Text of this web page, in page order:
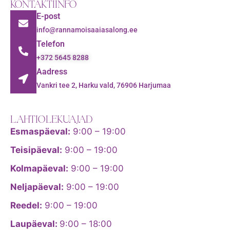
KONTAKTIINFO
E-post
info@rannamoisaaiasalong.ee
Telefon
+372 5645 8288
Aadress
Vankri tee 2, Harku vald, 76906 Harjumaa
LAHTIOLEKUAJAD
Esmaspäeval: 9:00 – 19:00
Teisipäeval: 9:00 – 19:00
Kolmapäeval: 9:00 – 19:00
Neljapäeval: 9:00 – 19:00
Reedel: 9:00 – 19:00
Laupäeval: 9:00 – 18:00